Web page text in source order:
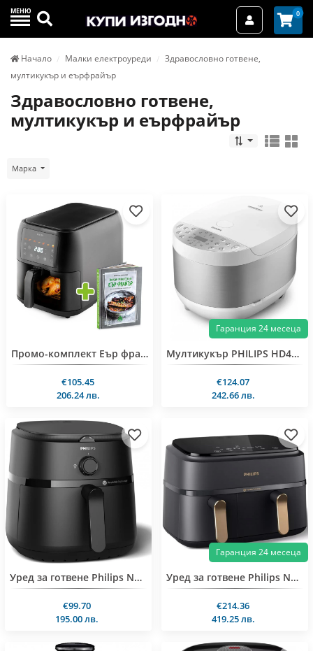
МЕНЮ Търси Вход / 0
Начало Малки електроуреди
Здравословно готвене,
мултикукър и еърфрайър
Здравословно готвене,
мултикукър и еърфрайър
Марка
Промо-комплект Еър фрайер Muhler MFX-815, 1700W, 8L, LED + Книга с 69 вкусни рецепти за еър фрайър - автор Борислава Люцканова
€105.45
206.24 лв.
Гаранция 24 месеца
Мултикукър PHILIPS HD4713/40
€124.07
242.66 лв.
Уред за готвене Philips NA130/00
€99.70
195.00 лв.
Гаранция 24 месеца
Уред за готвене Philips NA352/00 Airfryer
€214.36
419.25 лв.